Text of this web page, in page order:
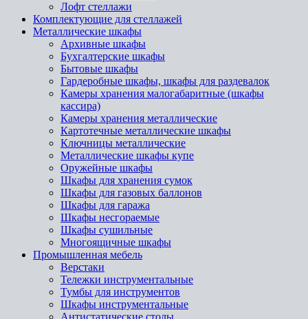
Лофт стеллажи
Комплектующие для стеллажей
Металлические шкафы
Архивные шкафы
Бухгалтерские шкафы
Бытовые шкафы
Гардеробные шкафы, шкафы для раздевалок
Камеры хранения малогабаритные (шкафы
кассира)
Камеры хранения металлические
Картотечные металлические шкафы
Ключницы металлические
Металлические шкафы купе
Оружейные шкафы
Шкафы для хранения сумок
Шкафы для газовых баллонов
Шкафы для гаража
Шкафы несгораемые
Шкафы сушильные
Многоящичные шкафы
Промышленная мебель
Верстаки
Тележки инструментальные
Тумбы для инструментов
Шкафы инструментальные
Антистатические столы